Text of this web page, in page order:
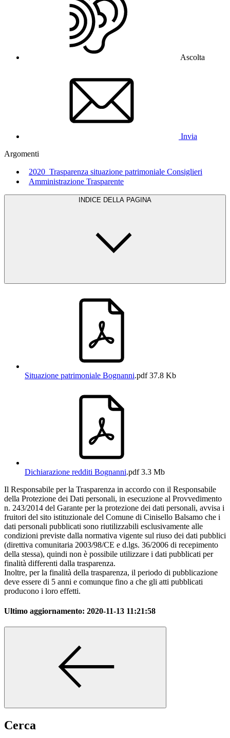
Ascolta
Invia
Argomenti
2020_Trasparenza situazione patrimoniale Consiglieri
Amministrazione Trasparente
INDICE DELLA PAGINA
Situazione patrimoniale Bognanni.pdf37.8 Kb
Dichiarazione redditi Bognanni.pdf3.3 Mb
Il Responsabile per la Trasparenza in accordo con il Responsabile
della Protezione dei Dati personali, in esecuzione al Provvedimento
n. 243/2014 del Garante per la protezione dei dati personali, avvisa i
fruitori del sito istituzionale del Comune di Cinisello Balsamo che i
dati personali pubblicati sono riutilizzabili esclusivamente alle
condizioni previste dalla normativa vigente sul riuso dei dati pubblici
(direttiva comunitaria 2003/98/CE e d.lgs. 36/2006 di recepimento
della stessa), quindi non è possibile utilizzare i dati pubblicati per
finalità differenti dalla trasparenza.
Inoltre, per la finalità della trasparenza, il periodo di pubblicazione
deve essere di 5 anni e comunque fino a che gli atti pubblicati
producono i loro effetti.
Ultimo aggiornamento: 2020-11-13 11:21:58
Cerca